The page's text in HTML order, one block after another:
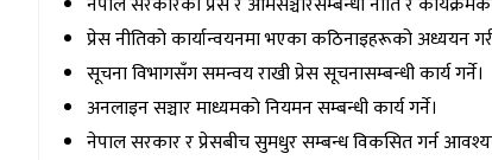
प्रेस नीतिको कार्यान्वयनमा भएका कठिनाइहरूको अध्ययन
सूचना विभागसँग समन्वय राखी प्रेस सूचनासम्बन्धी कार्य गर्ने।
अनलाइन सञ्चार माध्यमको नियमन सम्बन्धी कार्य गर्ने।
नेपाल सरकार र प्रेसबीच सुमधुर सम्बन्ध विकसित गर्न